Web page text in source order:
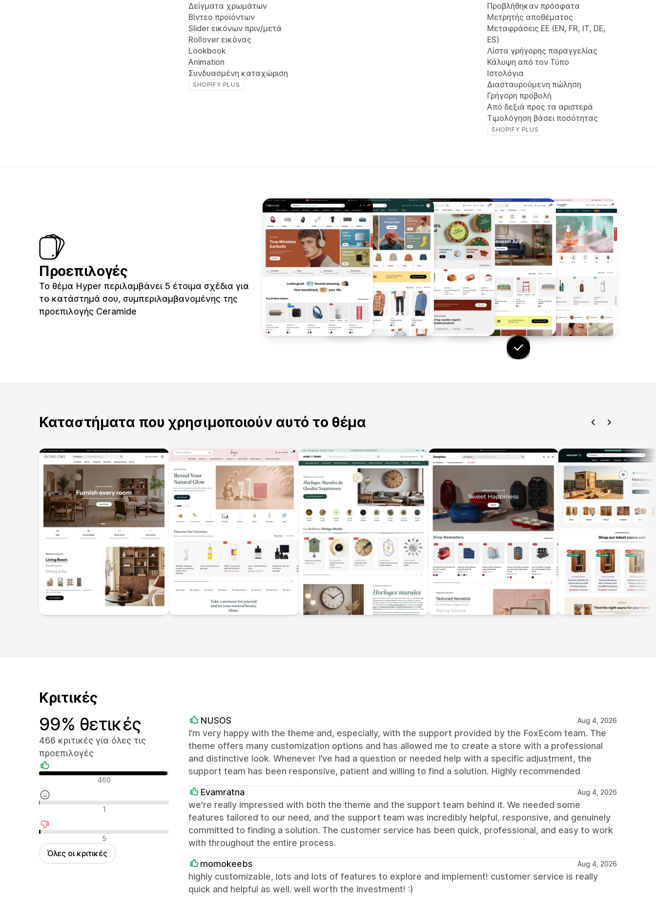
Δείγματα χρωμάτων
Βίντεο προϊόντων
Slider εικόνων πριν/μετά
Rollover εικόνας
Lookbook
Animation
Συνδυασμένη καταχώριση
SHOPIFY PLUS
Προβλήθηκαν πρόσφατα
Μετρητής αποθέματος
Μεταφράσεις ΕΕ (EN, FR, IT, DE,
ES)
Λίστα γρήγορης παραγγελίας
Κάλυψη από τον Τύπο
Ιστολόγια
Διασταυρούμενη πώληση
Γρήγορη προβολή
Από δεξιά προς τα αριστερά
Τιμολόγηση βάσει ποσότητας
SHOPIFY PLUS
Προεπιλογές
Το θέμα Hyper περιλαμβάνει 5 έτοιμα σχέδια για
το κατάστημά σου, συμπεριλαμβανομένης της
προεπιλογής Ceramide
Καταστήματα που χρησιμοποιούν αυτό το θέμα
Κριτικές
99% θετικές
466 κριτικές για όλες τις
προεπιλογές
Θετικές κριτικές460
Ουδέτερες κριτικές
1
Αρνητικές κριτικές
5
Όλες οι κριτικές
NUSOS Aug 4, 2026
I’m very happy with the theme and, especially, with the support provided by the FoxEcom team. The
theme offers many customization options and has allowed me to create a store with a professional
and distinctive look. Whenever I’ve had a question or needed help with a specific adjustment, the
support team has been responsive, patient and willing to find a solution. Highly recommended
Evamratna Aug 4, 2026
we're really impressed with both the theme and the support team behind it. We needed some
features tailored to our need, and the support team was incredibly helpful, responsive, and genuinely
committed to finding a solution. The customer service has been quick, professional, and easy to work
with throughout the entire process.
momokeebs Aug 4, 2026
highly customizable, lots and lots of features to explore and implement! customer service is really
quick and helpful as well. well worth the investment! :)